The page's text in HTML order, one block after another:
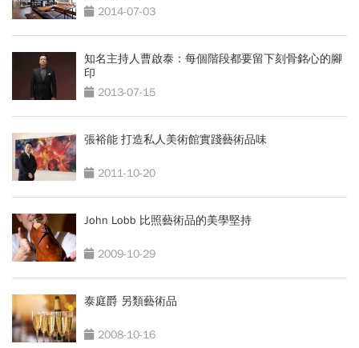
2014-07-03
知名主持人曹啟泰：每個階段都要留下刻骨銘心的腳
印
2013-07-15
張裕能 打造私人美術館實踐藝術品味
2011-10-20
John Lobb 比照藝術品的美學堅持
2009-10-29
泰庭爵 另類藝術品
2008-10-16